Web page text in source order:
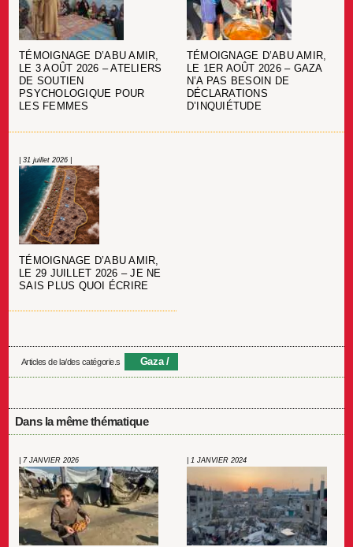
TÉMOIGNAGE D’ABU AMIR,
LE 3 AOÛT 2026 – ATELIERS
DE SOUTIEN
PSYCHOLOGIQUE POUR
LES FEMMES
TÉMOIGNAGE D’ABU AMIR,
LE 1ER AOÛT 2026 – GAZA
N’A PAS BESOIN DE
DÉCLARATIONS
D’INQUIÉTUDE
| 31 juillet 2026 |
TÉMOIGNAGE D’ABU AMIR,
LE 29 JUILLET 2026 – JE NE
SAIS PLUS QUOI ÉCRIRE
Articles de la/des catégorie.s Gaza
Dans la même thématique
| 7 JANVIER 2026 | 1 JANVIER 2024